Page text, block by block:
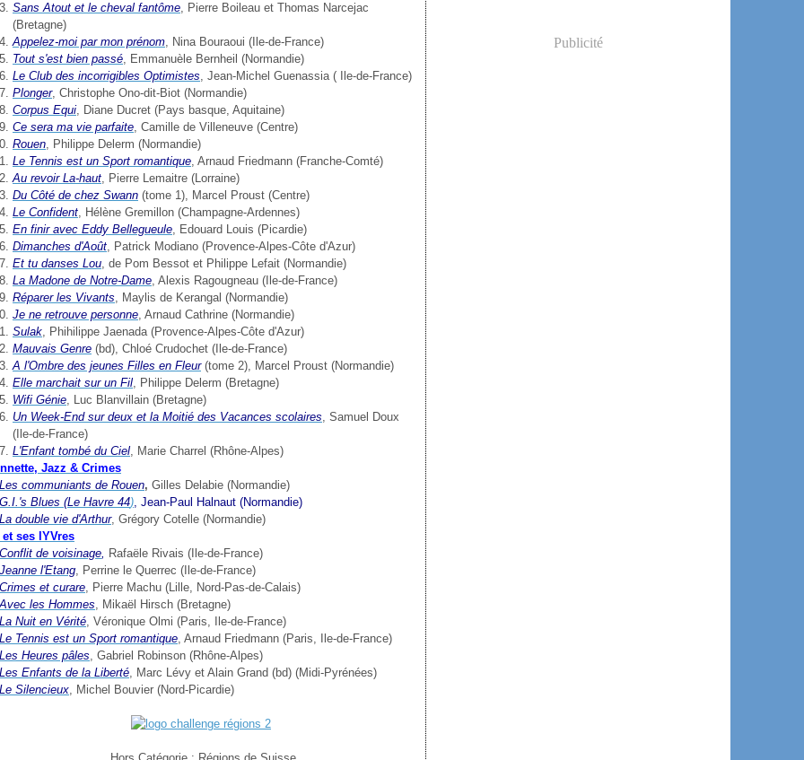
Sans Atout et le cheval fantôme, Pierre Boileau et Thomas Narcejac
(Bretagne)
Appelez-moi par mon prénom, Nina Bouraoui (Ile-de-France)
Tout s'est bien passé, Emmanuèle Bernheil (Normandie)
Le Club des incorrigibles Optimistes, Jean-Michel Guenassia ( Ile-de-France)
Plonger, Christophe Ono-dit-Biot (Normandie)
Corpus Equi, Diane Ducret (Pays basque, Aquitaine)
Ce sera ma vie parfaite, Camille de Villeneuve (Centre)
Rouen, Philippe Delerm (Normandie)
Le Tennis est un Sport romantique, Arnaud Friedmann (Franche-Comté)
Au revoir La-haut, Pierre Lemaitre (Lorraine)
Du Côté de chez Swann (tome 1), Marcel Proust (Centre)
Le Confident, Hélène Gremillon (Champagne-Ardennes)
En finir avec Eddy Bellegueule, Edouard Louis (Picardie)
Dimanches d'Août, Patrick Modiano (Provence-Alpes-Côte d'Azur)
Et tu danses Lou, de Pom Bessot et Philippe Lefait (Normandie)
La Madone de Notre-Dame, Alexis Ragougneau (Ile-de-France)
Réparer les Vivants, Maylis de Kerangal (Normandie)
Je ne retrouve personne, Arnaud Cathrine (Normandie)
Sulak, Phihilippe Jaenada (Provence-Alpes-Côte d'Azur)
Mauvais Genre (bd), Chloé Crudochet (Ile-de-France)
A l'Ombre des jeunes Filles en Fleur(tome 2), Marcel Proust (Normandie)
Elle marchait sur un Fil, Philippe Delerm (Bretagne)
Wifi Génie, Luc Blanvillain (Bretagne)
Un Week-End sur deux et la Moitié des Vacances scolaires, Samuel Doux
(Ile-de-France)
L'Enfant tombé du Ciel, Marie Charrel (Rhône-Alpes)
Jazz & Crimes
Les communiants de Rouen, Gilles Delabie (Normandie)
G.I.'s Blues (Le Havre 44), Jean-Paul Halnaut (Normandie)
La double vie d'Arthur, Grégory Cotelle (Normandie)
et ses lYVres
Conflit de voisinage, Rafaële Rivais (Ile-de-France)
Jeanne l'Etang, Perrine le Querrec (Ile-de-France)
Crimes et curare, Pierre Machu (Lille, Nord-Pas-de-Calais)
Avec les Hommes, Mikaël Hirsch (Bretagne)
La Nuit en Vérité, Véronique Olmi (Paris, Ile-de-France)
Le Tennis est un Sport romantique, Arnaud Friedmann (Paris, Ile-de-France)
Les Heures pâles, Gabriel Robinson (Rhône-Alpes)
Les Enfants de la Liberté, Marc Lévy et Alain Grand (bd) (Midi-Pyrénées)
Le Silencieux, Michel Bouvier (Nord-Picardie)
Publicité